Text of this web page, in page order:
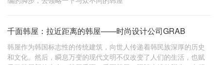
千面韩屋：拉近距离的韩屋——时尚设计公司GRAB
韩屋作为韩国标志性的传统建筑，向世人传递着韩民族深厚的历史
和文化。然后，瞬息万变的现代文明不仅改变了人们的生活，也赋